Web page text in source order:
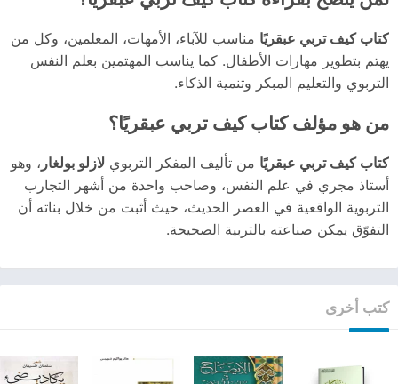
كتاب كيف تربي عبقريًا مناسب للآباء، الأمهات، المعلمين، وكل من
يهتم بتطوير مهارات الأطفال. كما يناسب المهتمين بعلم النفس
التربوي والتعليم المبكر وتنمية الذكاء.
من هو مؤلف كتاب كيف تربي عبقريًا؟
كتاب كيف تربي عبقريًا من تأليف المفكر التربوي لازلو بولغار ، وهو
أستاذ مجري في علم النفس، وصاحب واحدة من أشهر التجارب
التربوية الواقعية في العصر الحديث، حيث أثبت من خلال بناته أن
التفوّق يمكن صناعته بالتربية الصحيحة.
كتب أخرى